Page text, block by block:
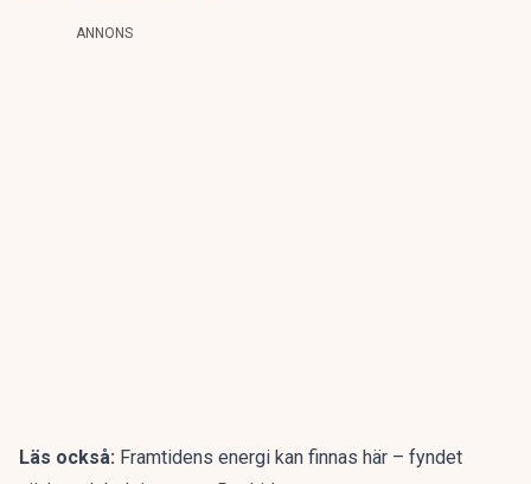
ANNONS
Läs också: Framtidens energi kan finnas här – fyndet